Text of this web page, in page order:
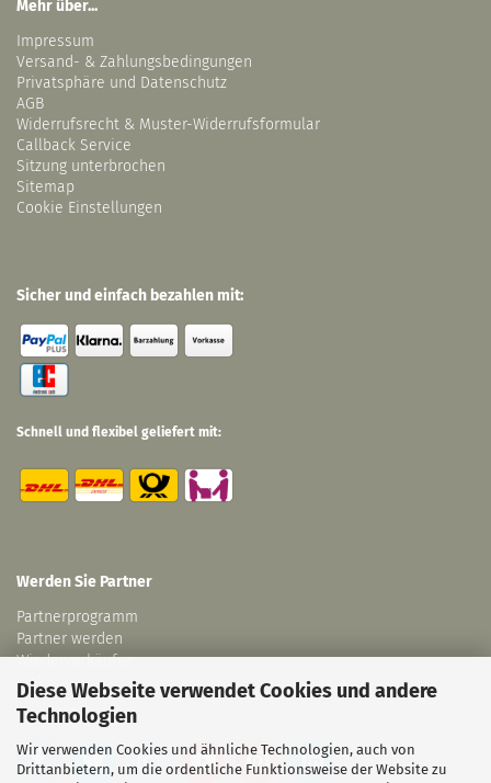
Diese Webseite verwendet Cookies und andere
Technologien
Wir verwenden Cookies und ähnliche Technologien, auch von
Drittanbietern, um die ordentliche Funktionsweise der Website zu
Mehr über...
Impressum
Versand- & Zahlungsbedingungen
Privatsphäre und Datenschutz
AGB
Widerrufsrecht & Muster-Widerrufsformular
Callback Service
Sitzung unterbrochen
Sitemap
Cookie Einstellungen
Sicher und einfach bezahlen mit:
Schnell und flexibel geliefert mit:
Werden Sie Partner
Partnerprogramm
Partner werden
Wiederverkäufer
Links